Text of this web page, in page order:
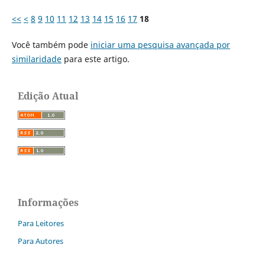
<< < 8 9 10 11 12 13 14 15 16 17 18
Você também pode iniciar uma pesquisa avançada por
similaridadepara este artigo.
Edição Atual
Informações
Para Leitores
Para Autores